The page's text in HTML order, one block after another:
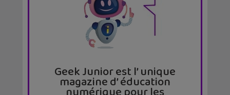
Geek Junior est l’ unique
magazine d’ éducation